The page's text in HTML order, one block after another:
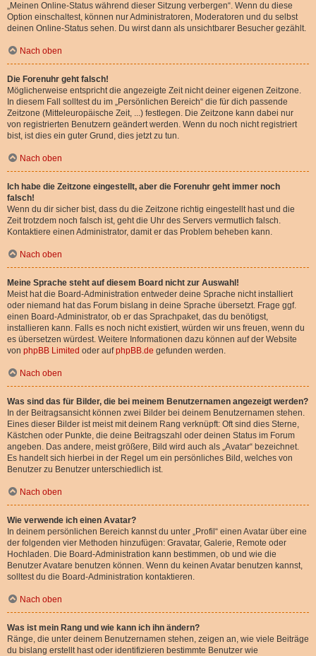
„Meinen Online-Status während dieser Sitzung verbergen“. Wenn du diese
Option einschaltest, können nur Administratoren, Moderatoren und du selbst
deinen Online-Status sehen. Du wirst dann als unsichtbarer Besucher gezählt.
Nach oben
Die Forenuhr geht falsch!
Möglicherweise entspricht die angezeigte Zeit nicht deiner eigenen Zeitzone.
In diesem Fall solltest du im „Persönlichen Bereich“ die für dich passende
Zeitzone (Mitteleuropäische Zeit, ...) festlegen. Die Zeitzone kann dabei nur
von registrierten Benutzern geändert werden. Wenn du noch nicht registriert
bist, ist dies ein guter Grund, dies jetzt zu tun.
Nach oben
Ich habe die Zeitzone eingestellt, aber die Forenuhr geht immer noch
falsch!
Wenn du dir sicher bist, dass du die Zeitzone richtig eingestellt hast und die
Zeit trotzdem noch falsch ist, geht die Uhr des Servers vermutlich falsch.
Kontaktiere einen Administrator, damit er das Problem beheben kann.
Nach oben
Meine Sprache steht auf diesem Board nicht zur Auswahl!
Meist hat die Board-Administration entweder deine Sprache nicht installiert
oder niemand hat das Forum bislang in deine Sprache übersetzt. Frage ggf.
einen Board-Administrator, ob er das Sprachpaket, das du benötigst,
installieren kann. Falls es noch nicht existiert, würden wir uns freuen, wenn du
es übersetzen würdest. Weitere Informationen dazu können auf der Website
von phpBB Limited oder aufphpBB.de gefunden werden.
Nach oben
Was sind das für Bilder, die bei meinem Benutzernamen angezeigt werden?
In der Beitragsansicht können zwei Bilder bei deinem Benutzernamen stehen.
Eines dieser Bilder ist meist mit deinem Rang verknüpft: Oft sind dies Sterne,
Kästchen oder Punkte, die deine Beitragszahl oder deinen Status im Forum
angeben. Das andere, meist größere, Bild wird auch als „Avatar“ bezeichnet.
Es handelt sich hierbei in der Regel um ein persönliches Bild, welches von
Benutzer zu Benutzer unterschiedlich ist.
Nach oben
Wie verwende ich einen Avatar?
In deinem persönlichen Bereich kannst du unter „Profil“ einen Avatar über eine
der folgenden vier Methoden hinzufügen: Gravatar, Galerie, Remote oder
Hochladen. Die Board-Administration kann bestimmen, ob und wie die
Benutzer Avatare benutzen können. Wenn du keinen Avatar benutzen kannst,
solltest du die Board-Administration kontaktieren.
Nach oben
Was ist mein Rang und wie kann ich ihn ändern?
Ränge, die unter deinem Benutzernamen stehen, zeigen an, wie viele Beiträge
du bislang erstellt hast oder identifizieren bestimmte Benutzer wie